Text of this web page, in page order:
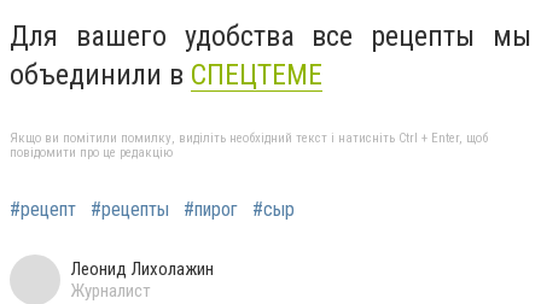
Для вашего удобства все рецепты мы
объединили в СПЕЦТЕМЕ
Якщо ви помітили помилку, виділіть необхідний текст і натисніть Ctrl + Enter, щоб
повідомити про це редакцію
#рецепт #рецепты #пирог #сыр
Леонид Лихолажин
Журналист